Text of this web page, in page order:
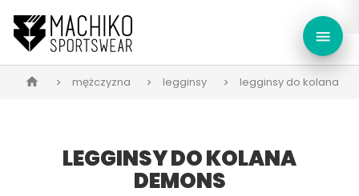
menu
home mężczyzna legginsy legginsy do kolana
LEGGINSY DO KOLANA
DEMONS